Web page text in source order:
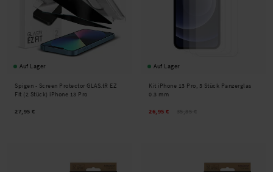
Auf Lager
Spigen - Screen Protector GLAS.tR EZ
Fit (2 Stück) iPhone 13 Pro
27,95 €
Auf Lager
Kit iPhone 13 Pro, 3 Stück Panzerglas
0.3 mm
26,95 €